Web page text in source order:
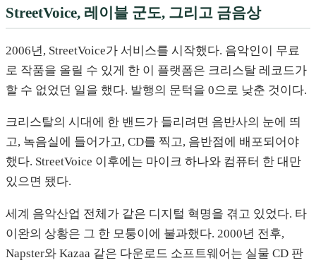
StreetVoice, 레이블 군도, 그리고 금음상
2006년, StreetVoice가 서비스를 시작했다. 음악인이 무료
로 작품을 올릴 수 있게 한 이 플랫폼은 크리스탈 레코드가
할 수 없었던 일을 했다. 발행의 문턱을 0으로 낮춘 것이다.
크리스탈의 시대에 한 밴드가 들리려면 음반사의 눈에 띄
고, 녹음실에 들어가고, CD를 찍고, 음반점에 배포되어야
했다. StreetVoice 이후에는 마이크 하나와 컴퓨터 한 대만
있으면 됐다.
세계 음악산업 전체가 같은 디지털 혁명을 겪고 있었다. 타
이완의 상황은 그 한 모퉁이에 불과했다. 2000년 전후,
Napster와 Kazaa 같은 다운로드 소프트웨어는 실물 CD 판